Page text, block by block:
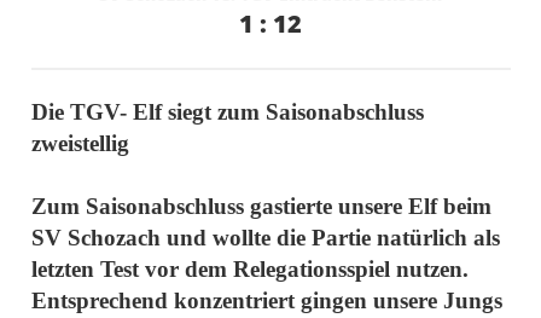
1 : 12
Die TGV- Elf siegt zum Saisonabschluss
zweistellig
Zum Saisonabschluss gastierte unsere Elf beim
SV Schozach und wollte die Partie natürlich als
letzten Test vor dem Relegationsspiel nutzen.
Entsprechend konzentriert gingen unsere Jungs